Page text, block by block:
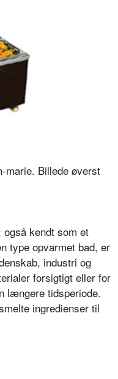
marie. Billede øverst
også kendt som et
type opvarmet bad, er
industri og
forsigtigt eller for
længere tidsperiode.
ingredienser til